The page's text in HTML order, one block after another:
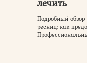
лечить
Подробный
ресниц: как